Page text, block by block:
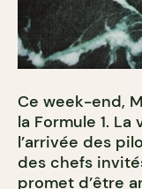
Ce week-end,
la Formule 1.
l’arrivée des
des chefs
promet d’être